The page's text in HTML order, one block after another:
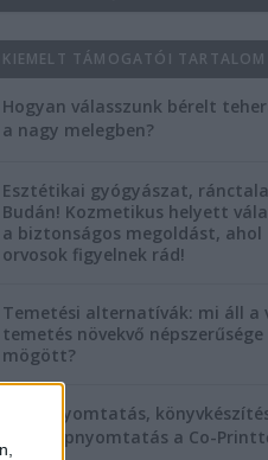
KIEMELT TÁMOGATÓI TARTALOM
Hogyan válasszunk bérelt
a nagy melegben?
Esztétikai gyógyászat,
Budán! Kozmetikus helyett
a biztonságos megoldást, ahol
orvosok figyelnek rád!
Temetési alternatívák: mi áll a
temetés növekvő népszerűsége
mögött?
Könyvnyomtatás,
szórólapnyomtatás a Co-